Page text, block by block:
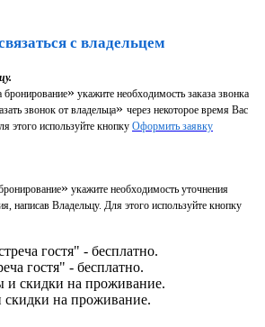
с владельцем
бронирование» укажите необходимость заказа звонка
звонок от владельца» через некоторое время Вас
этого используйте кнопку Оформить заявку
» укажите необходимость уточнения
написав Владельцу. Для этого используйте кнопку
гостя" - бесплатно.
скидки на проживание.